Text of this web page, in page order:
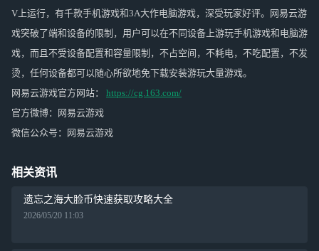
V上运行，有千款手机游戏和3A大作电脑游戏，深受玩家好评。网易云游
戏突破了端和设备的限制，用户可以在不同设备上游玩手机游戏和电脑游
戏，而且不受设备配置和容量限制，不占空间，不耗电，不吃配置，不发
烫，任何设备都可以随心所欲地免下载安装游玩大量游戏。
网易云游戏官方网站： https://cg.163.com/
官方微博：网易云游戏
微信公众号：网易云游戏
相关资讯
遗忘之海大脸币快速获取攻略大全
2026/05/20 11:03